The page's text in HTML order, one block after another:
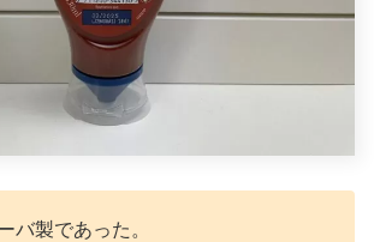
バ製であった。